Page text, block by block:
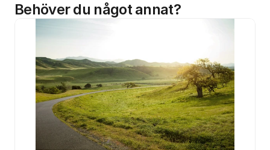
Behöver du något annat?